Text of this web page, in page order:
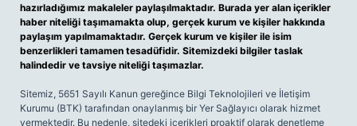
hazırladığımız makaleler paylaşılmaktadır. Burada yer alan içerikler
haber niteliği taşımamakta olup, gerçek kurum ve kişiler hakkında
paylaşım yapılmamaktadır. Gerçek kurum ve kişiler ile isim
benzerlikleri tamamen tesadüfidir. Sitemizdeki bilgiler taslak
halindedir ve tavsiye niteliği taşımazlar.
Sitemiz, 5651 Sayılı Kanun gereğince Bilgi Teknolojileri ve İletişim
Kurumu (BTK) tarafından onaylanmış bir Yer Sağlayıcı olarak hizmet
vermektedir. Bu nedenle, sitedeki içerikleri proaktif olarak denetleme